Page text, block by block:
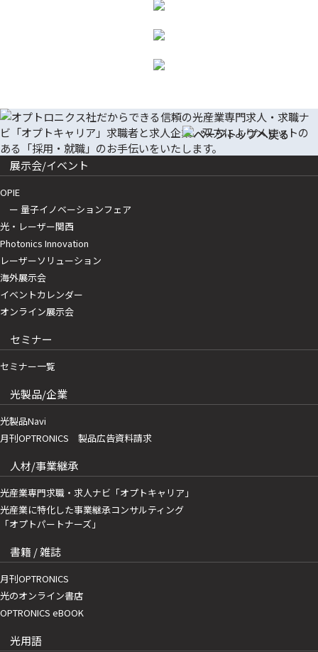
展示会/イベント
OPIE
ー 量子イノベーションフェア
光・レーザー関西
Photonics Innovation
レーザーソリューション
海外展示会
イベントカレンダー
オンライン展示会
セミナー
セミナー一覧
光製品/企業
光製品Navi
月刊OPTRONICS 製品広告資料請求
人材/事業継承
光産業専門求職・求人ナビ「オプトキャリア」
光産業に特化した事業継承コンサルティング
「オプトパートナーズ」
書籍 / 雑誌
月刊OPTRONICS
光のオンライン書店
OPTRONICS eBOOK
光用語